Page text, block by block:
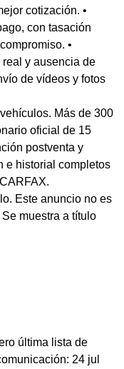
cotización. •
con tasación
•
y ausencia de
de vídeos y fotos
Más de 300
oficial de 15
postventa y
e historial completos
Este anuncio no es
muestra a título
última lista de
24 jul